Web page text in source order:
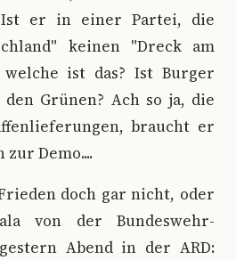
Ist er in einer Partei, die
keinen "Dreck am
ist das? Ist Burger
Grünen? Ach so ja, die
braucht er
Demo....
doch gar nicht, oder
von der Bundeswehr-
Abend in der ARD: